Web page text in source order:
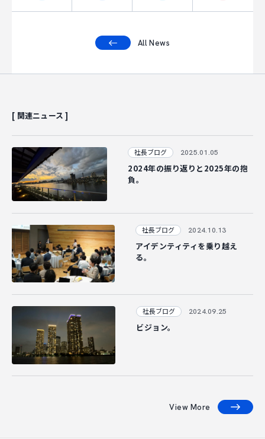
All News
[ 関連ニュース ]
社長ブログ 2025.01.05
2024年の振り返りと2025年の抱
負。
社長ブログ 2024.10.13
アイデンティティを乗り越え
る。
社長ブログ 2024.09.25
ビジョン。
View More